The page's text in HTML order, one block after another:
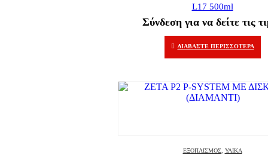
L17 500ml
Σύνδεση για να δείτε τις
ΔΙΑΒΆΣΤΕ ΠΕΡΙΣΣΌΤΕΡΑ
ΕΞΟΠΛΙΣΜΌΣ, ΥΛΙΚΆ